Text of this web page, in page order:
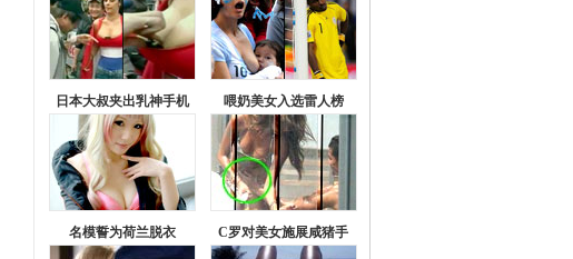
日本大叔夹出乳神手机 喂奶美女入选雷人榜
名模誓为荷兰脱衣 C罗对美女施展咸猪手